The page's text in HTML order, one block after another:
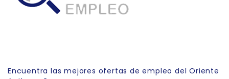
Encuentra las mejores ofertas de empleo del Oriente